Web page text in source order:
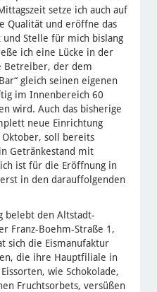
setze ich auch auf
Qualität und eröffne das
und Stelle für mich bislang
ich eine Lücke in der
Betreiber, der dem
gleich seinen eigenen
im Innenbereich 60
wird. Auch das bisherige
neue Einrichtung
Oktober, soll bereits
Getränkestand mit
ist für die Eröffnung in
in den darauffolgenden
belebt den Altstadt-
Franz-Boehm-Straße 1,
sich die Eismanufaktur
die ihre Hauptfiliale in
wie Schokolade,
Fruchtsorbets, versüßen